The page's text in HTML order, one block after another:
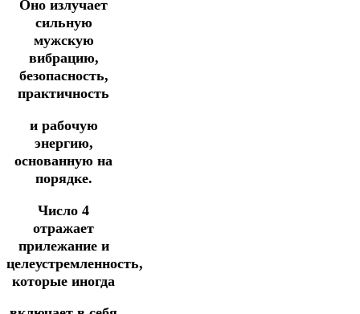
Оно излучает
сильную
мужскую
вибрацию,
безопасность,
практичность
и рабочую
энергию,
основанную на
порядке.
Число 4
отражает
прилежание и
целеустремленность,
которые иногда